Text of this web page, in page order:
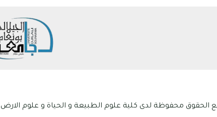
محفوظة لدى كلية علوم الطبيعة و الحياة و علوم الارض 2023 .جامعة الجيلالي بونعامة خميس مليانة